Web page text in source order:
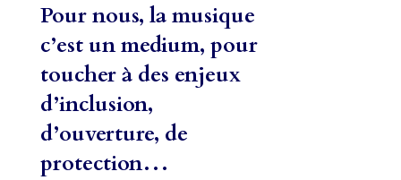
Pour nous, la musique
c’est un medium, pour
toucher à des enjeux
d’inclusion,
d’ouverture, de
protection…